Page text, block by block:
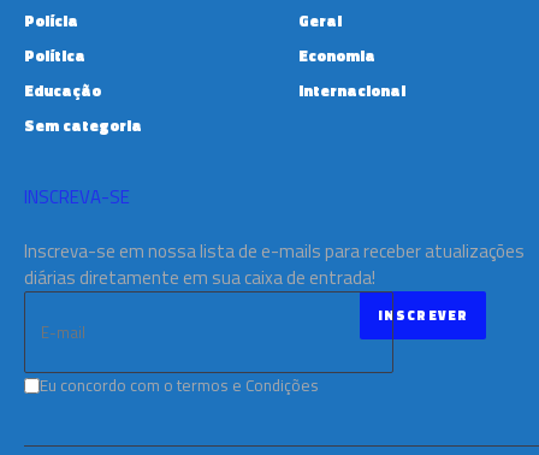
Polícia
Geral
Política
Economia
Educação
Internacional
Sem categoria
INSCREVA-SE
Inscreva-se em nossa lista de e-mails para receber atualizações
diárias diretamente em sua caixa de entrada!
Eu concordo com o termos e Condições